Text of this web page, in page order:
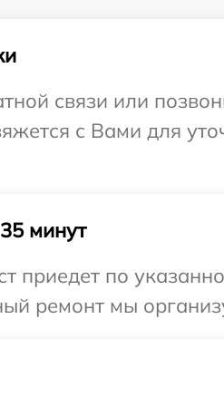
связи или
с Вами для
минут
приедет по
ремонт мы